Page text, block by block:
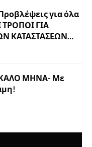
για όλα
ΤΡΟΠΟΙ ΓΙΑ
ΚΑΤΑΣΤΑΣΕΩΝ…
ΚΑΛΟ ΜΗΝΑ- Με